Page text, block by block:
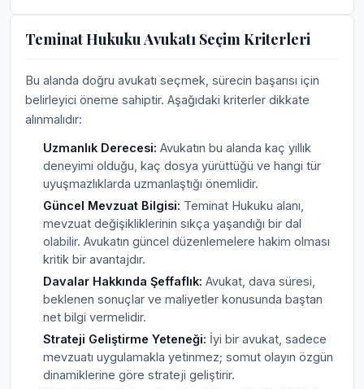
Teminat Hukuku Avukatı Seçim Kriterleri
Bu alanda doğru avukatı seçmek, sürecin başarısı için
belirleyici öneme sahiptir. Aşağıdaki kriterler dikkate
alınmalıdır:
Uzmanlık Derecesi: Avukatın bu alanda kaç yıllık
deneyimi olduğu, kaç dosya yürüttüğü ve hangi tür
uyuşmazlıklarda uzmanlaştığı önemlidir.
Güncel Mevzuat Bilgisi: Teminat Hukuku alanı,
mevzuat değişikliklerinin sıkça yaşandığı bir dal
olabilir. Avukatın güncel düzenlemelere hakim olması
kritik bir avantajdır.
Davalar Hakkında Şeffaflık: Avukat, dava süresi,
beklenen sonuçlar ve maliyetler konusunda baştan
net bilgi vermelidir.
Strateji Geliştirme Yeteneği: İyi bir avukat, sadece
mevzuatı uygulamakla yetinmez; somut olayın özgün
dinamiklerine göre strateji geliştirir.